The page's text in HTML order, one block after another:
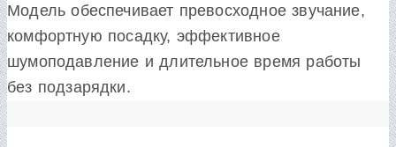
Модель обеспечивает превосходное звучание,
комфортную посадку, эффективное
шумоподавление и длительное время работы
без подзарядки.